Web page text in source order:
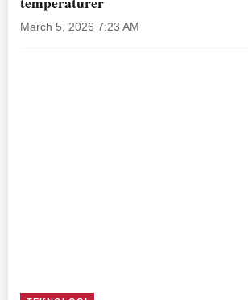
March 5, 2026 7:23 AM